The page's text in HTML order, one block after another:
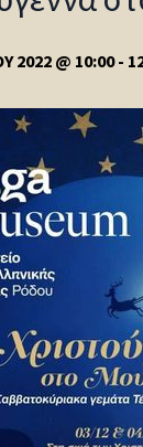
2022 @ 10:00-